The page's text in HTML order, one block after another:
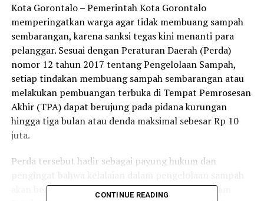
Kota Gorontalo – Pemerintah Kota Gorontalo
memperingatkan warga agar tidak membuang sampah
sembarangan, karena sanksi tegas kini menanti para
pelanggar. Sesuai dengan Peraturan Daerah (Perda)
nomor 12 tahun 2017 tentang Pengelolaan Sampah,
setiap tindakan membuang sampah sembarangan atau
melakukan pembuangan terbuka di Tempat Pemrosesan
Akhir (TPA) dapat berujung pada pidana kurungan
hingga tiga bulan atau denda maksimal sebesar Rp 10
juta.
Perda tersebut hadir sebagai payung hukum dan
akan berhadapan dengan konsekuensi serius. Dalam
CONTINUE READING